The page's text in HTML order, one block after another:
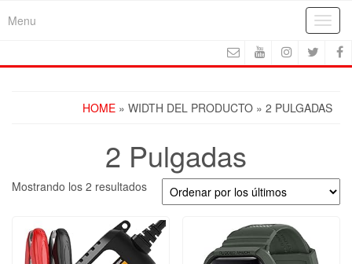
Menu
HOME » WIDTH DEL PRODUCTO » 2 PULGADAS
2 Pulgadas
Mostrando los 2 resultadosOrdenado
por
los
últimos